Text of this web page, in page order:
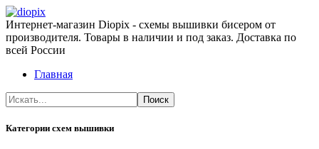
Интернет-магазин Diopix - схемы вышивки бисером от
производителя. Товары в наличии и под заказ. Доставка по
всей России
Главная
Категории схем вышивки